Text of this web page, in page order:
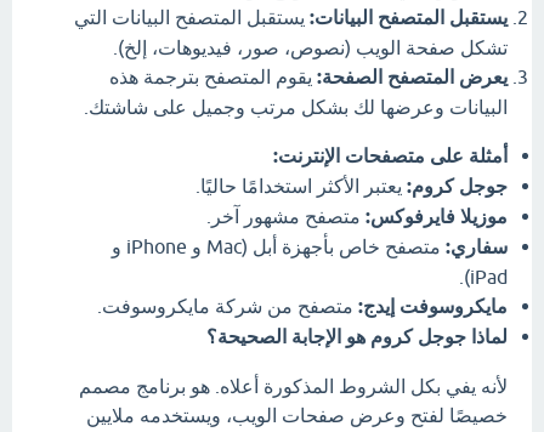
يستقبل المتصفح البيانات: يستقبل المتصفح البيانات التي
تشكل صفحة الويب (نصوص، صور، فيديوهات، إلخ).
يعرض المتصفح الصفحة: يقوم المتصفح بترجمة هذه
البيانات وعرضها لك بشكل مرتب وجميل على شاشتك.
أمثلة على متصفحات الإنترنت:
جوجل كروم: يعتبر الأكثر استخدامًا حاليًا.
موزيلا فايرفوكس: متصفح مشهور آخر.
سفاري:
متصفح خاص بأجهزة أبل (Mac و iPhone و
iPad).
مايكروسوفت إيدج: متصفح من شركة مايكروسوفت.
لماذا جوجل كروم هو الإجابة الصحيحة؟
لأنه يفي بكل الشروط المذكورة أعلاه. هو برنامج مصمم
خصيصًا لفتح وعرض صفحات الويب، ويستخدمه ملايين